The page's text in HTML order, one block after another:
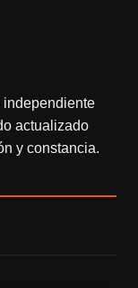
independiente
actualizado
y constancia.